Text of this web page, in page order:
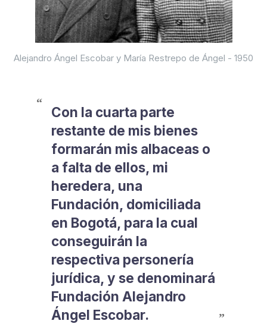
Alejandro Ángel Escobar y María Restrepo de Ángel - 1950
Con la cuarta parte
restante de mis bienes
formarán mis albaceas o
a falta de ellos, mi
heredera, una
Fundación, domiciliada
en Bogotá, para la cual
conseguirán la
respectiva personería
jurídica, y se denominará
Fundación Alejandro
Ángel Escobar.